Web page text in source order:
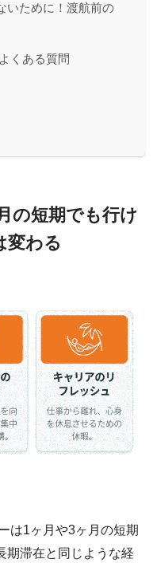
いために！渡航前の
くある質問
の短期でも行け
変わる
は1ヶ月や3ヶ月の短期
期滞在と同じような経